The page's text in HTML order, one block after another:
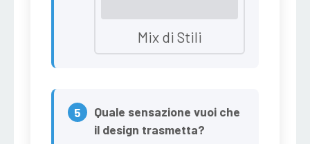
Mix di Stili
Quale sensazione vuoi che
il design trasmetta?